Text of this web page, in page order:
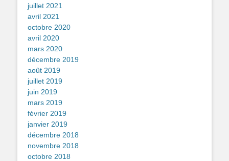
juillet 2021
avril 2021
octobre 2020
avril 2020
mars 2020
décembre 2019
août 2019
juillet 2019
juin 2019
mars 2019
février 2019
janvier 2019
décembre 2018
novembre 2018
octobre 2018